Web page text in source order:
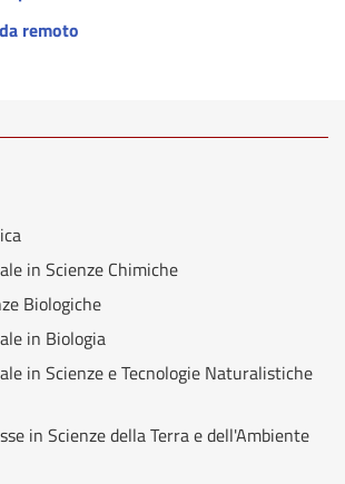
remoto
in Scienze Chimiche
Biologiche
in Biologia
in Scienze e Tecnologie Naturalistiche
in Scienze della Terra e dell'Ambiente